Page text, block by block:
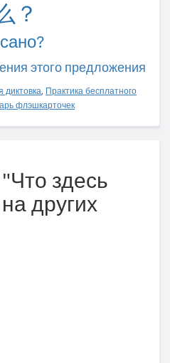
？
этого предложения
диктовка, Практика бесплатного
флэшкарточек
здесь
других